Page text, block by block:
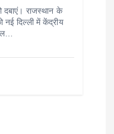
राजस्थान के
नई दिल्ली में केंद्रीय